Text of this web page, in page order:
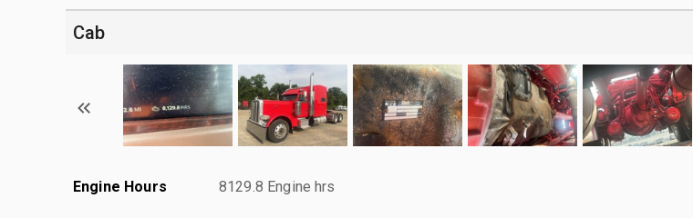
Cab
Engine Hours 8129.8 Engine hrs